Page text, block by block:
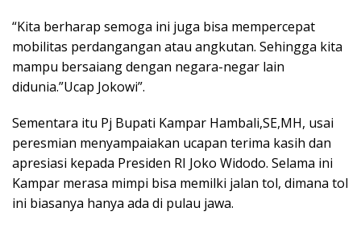
“Kita berharap semoga ini juga bisa mempercepat
mobilitas perdangangan atau angkutan. Sehingga kita
mampu bersaiang dengan negara-negar lain
didunia.”Ucap Jokowi”.
Sementara itu Pj Bupati Kampar Hambali,SE,MH, usai
peresmian menyampaiakan ucapan terima kasih dan
apresiasi kepada Presiden RI Joko Widodo. Selama ini
Kampar merasa mimpi bisa memilki jalan tol, dimana tol
ini biasanya hanya ada di pulau jawa.